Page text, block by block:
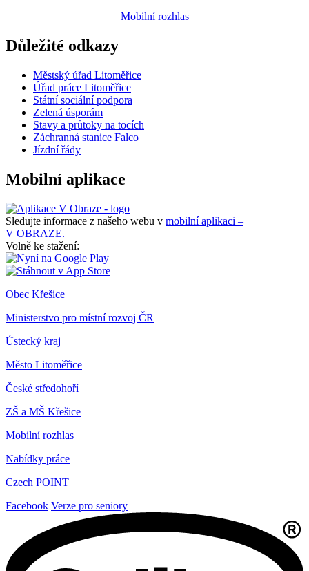
Mobilní rozhlas
Důležité odkazy
Městský úřad Litoměřice
Úřad práce Litoměřice
Státní sociální podpora
Zelená úsporám
Stavy a průtoky na tocích
Záchranná stanice Falco
Jízdní řády
Mobilní aplikace
Sledujte informace z našeho webu v mobilní aplikaci –
V OBRAZE.
Volně ke stažení:
Obec Křešice
Ministerstvo pro místní rozvoj ČR
Ústecký kraj
Město Litoměřice
České středohoří
ZŠ a MŠ Křešice
Mobilní rozhlas
Nabídky práce
Czech POINT
Facebook Verze pro seniory